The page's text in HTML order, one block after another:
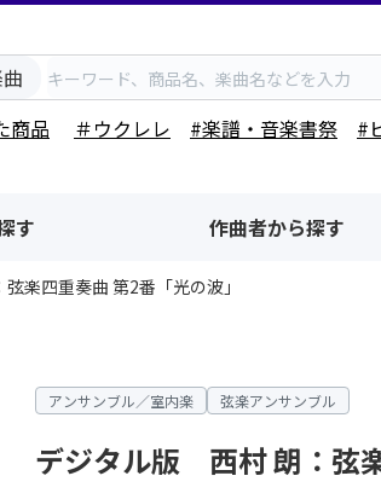
商品
＃ウクレレ #楽譜・音楽書祭
#
す 作曲者から探す
楽四重奏曲 第2番「光の波」
アンサンブル／室内楽 弦楽アンサンブル
デジタル版 西村 朗：弦